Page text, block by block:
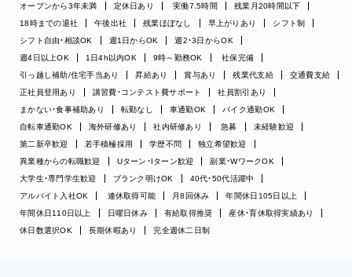
オープンから3年未満
定休日あり 実働7.5時間
残業月20時間以下
18時までの退社
午後出社 残業ほぼなし 早上がりあり
シフト制
シフト自由・相談OK
週1日からOK
週2・3日からOK
週4日以上OK
1日4h以内OK 9時～勤務OK
社保完備
引っ越し補助/住宅手当あり
昇給あり 賞与あり 残業代支給
交通費支給
正社員登用あり
講習費・コンテスト費サポート
社員割引あり
まかない・食事補助あり
転勤なし 車通勤OK
バイク通勤OK
自転車通勤OK
海外研修あり 社内研修あり 急募
未経験歓迎
第二新卒歓迎
若手積極採用 学歴不問
独立希望歓迎
異業種からの転職歓迎
Uターン・Iターン歓迎
副業・WワークOK
大学生・専門学生歓迎
ブランク明けOK
40代・50代活躍中
アルバイト入社OK
連休取得可能 月8回休み
年間休日105日以上
年間休日110日以上
日曜日休み 有給取得推奨
産休・育休取得実績あり
休日数選択OK
長期休暇あり 完全週休二日制